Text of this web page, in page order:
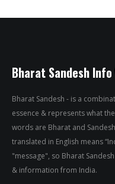
Bharat Sandesh Info
Bharat Sandesh - is a
essence & represents what
words are Bharat and
translated in English means
"message", so Bharat
& information from India.